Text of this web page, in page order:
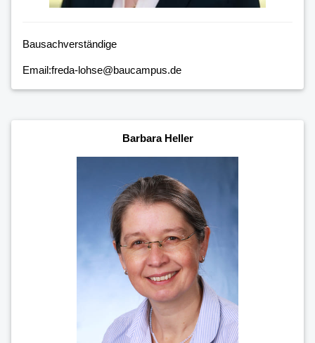
Bausachverständige
Email:freda-lohse@baucampus.de
Barbara Heller